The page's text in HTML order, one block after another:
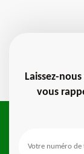
Laissez-
vous